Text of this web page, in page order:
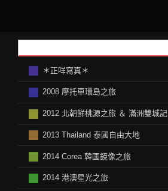
＊正咩寫真＊
2008 摩托車環島之旅
2012 北朝鲜桃源之旅 ＆ 滿洲雙城記
2013 Thailand 泰國自由大地
2014 Corea 韓國鏡像之旅
2014 港澳星光之旅